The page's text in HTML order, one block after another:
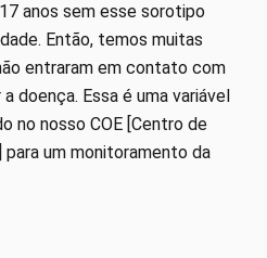
anos sem esse sorotipo
Então, temos muitas
entraram em contato com
doença. Essa é uma variável
no nosso COE [Centro de
um monitoramento da